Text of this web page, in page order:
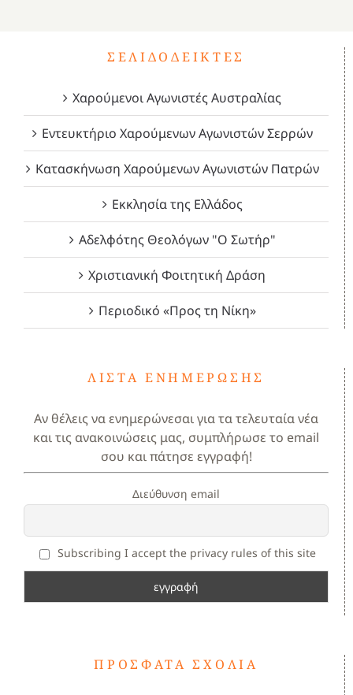
ΣΕΛΙΔΟΔΕΊΚΤΕΣ
Χαρούμενοι Αγωνιστές Αυστραλίας
Εντευκτήριο Χαρούμενων Αγωνιστών Σερρών
Κατασκήνωση Χαρούμενων Αγωνιστών Πατρών
Εκκλησία της Ελλάδος
Αδελφότης Θεολόγων "Ο Σωτήρ"
Χριστιανική Φοιτητική Δράση
Περιοδικό «Προς τη Νίκη»
ΛΊΣΤΑ ΕΝΗΜΈΡΩΣΗΣ
Αν θέλεις να ενημερώνεσαι για τα τελευταία νέα
και τις ανακοινώσεις μας, συμπλήρωσε το email
σου και πάτησε εγγραφή!
Διεύθυνση email
Subscribing I accept the privacy rules of this site
ΠΡΌΣΦΑΤΑ ΣΧΌΛΙΑ